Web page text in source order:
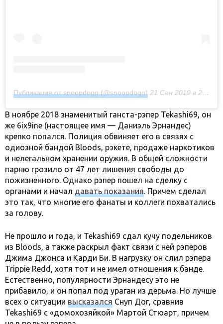
Публикация от snoopdogg (@snoopdogg) 21 Сен 2019 в 2:50 PDT
В ноябре 2018 знаменитый ганста-рэпер Tekashi69, он
же 6ix9ine (настоящее имя — Даниэль Эрнандес)
крепко попался. Полиция обвиняет его в связях с
одиозной бандой Bloods, рэкете, продаже наркотиков
и нелегальном хранении оружия. В общей сложности
парню грозило от 47 лет лишения свободы до
пожизненного. Однако рэпер пошел на сделку с
органами и начал давать показания. Причем сделал
это так, что многие его фанаты и коллеги похватались
за голову.
Не прошло и года, и Tekashi69 сдал кучу подельников
из Bloods, а также раскрыл факт связи с ней рэперов
Джима Джонса и Карди Би. В нагрузку он слил рэпера
Trippie Redd, хотя тот и не имел отношения к банде.
Естественно, популярности Эрнандесу это не
прибавило, и он попал под ураган из дерьма. Но лучше
всех о ситуации высказался Снуп Дог, сравнив
Tekashi69 с «домохозяйкой» Мартой Стюарт, причем